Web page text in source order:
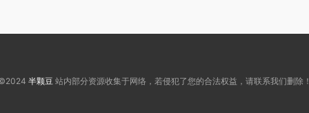
半颗豆站内部分资源收集于网络，若侵犯了您的合法权益，请联系我们删除